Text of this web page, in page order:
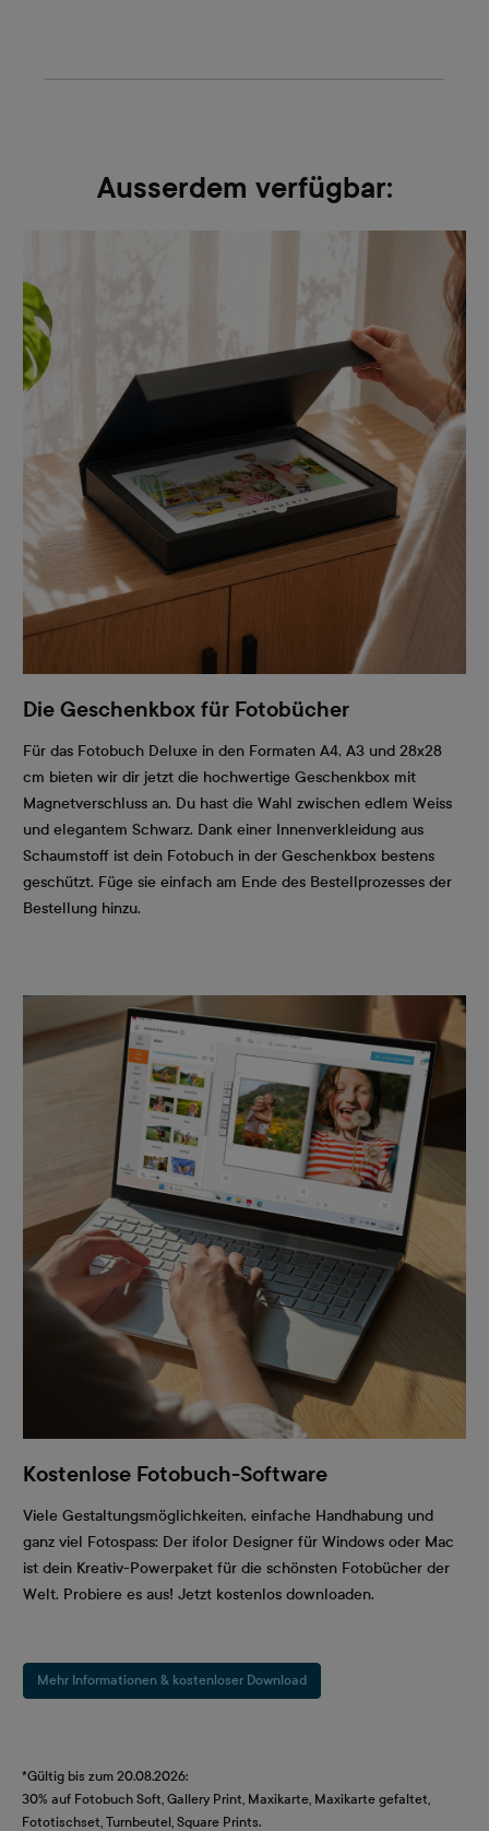
Ausserdem verfügbar:
Die Geschenkbox für Fotobücher
Für das Fotobuch Deluxe in den Formaten A4, A3 und 28x28
cm bieten wir dir jetzt die hochwertige Geschenkbox mit
Magnetverschluss an. Du hast die Wahl zwischen edlem Weiss
und elegantem Schwarz. Dank einer Innenverkleidung aus
Schaumstoff ist dein Fotobuch in der Geschenkbox bestens
geschützt. Füge sie einfach am Ende des Bestellprozesses der
Bestellung hinzu.
Kostenlose Fotobuch-Software
Viele Gestaltungsmöglichkeiten, einfache Handhabung und
ganz viel Fotospass: Der ifolor Designer für Windows oder Mac
ist dein Kreativ-Powerpaket für die schönsten Fotobücher der
Welt. Probiere es aus! Jetzt kostenlos downloaden.
Mehr Informationen & kostenloser Download
*Gültig bis zum 20.08.2026:
30% auf Fotobuch Soft, Gallery Print, Maxikarte, Maxikarte gefaltet,
Fototischset, Turnbeutel, Square Prints.